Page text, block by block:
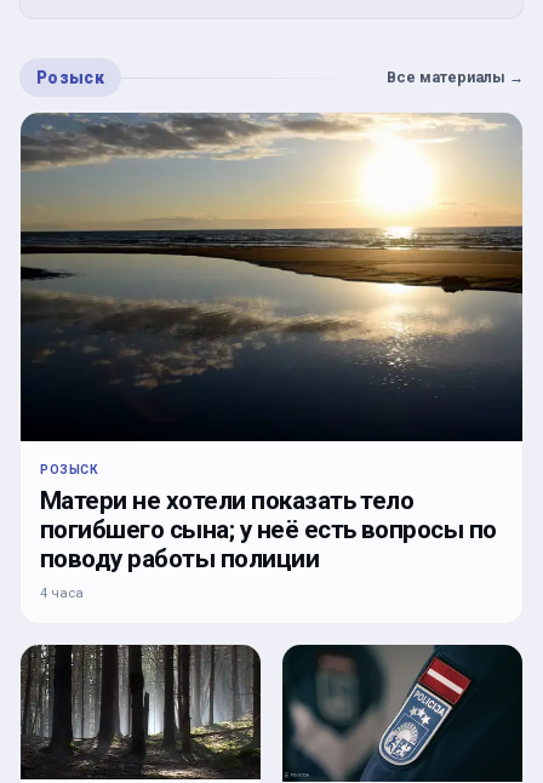
Розыск Все материалы →
РОЗЫСК
Матери не хотели показать тело
погибшего сына; у неё есть вопросы по
поводу работы полиции
4 часа